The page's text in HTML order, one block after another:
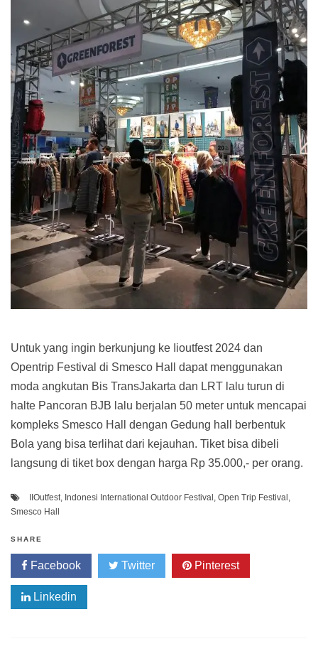
Untuk yang ingin berkunjung ke Iioutfest 2024 dan
Opentrip Festival di Smesco Hall dapat menggunakan
moda angkutan Bis TransJakarta dan LRT lalu turun di
halte Pancoran BJB lalu berjalan 50 meter untuk mencapai
kompleks Smesco Hall dengan Gedung hall berbentuk
Bola yang bisa terlihat dari kejauhan. Tiket bisa dibeli
langsung di tiket box dengan harga Rp 35.000,- per orang.
IIOutfest, Indonesi International Outdoor Festival , Open Trip Festival ,
Smesco Hall
SHARE
Facebook Twitter Pinterest
Linkedin